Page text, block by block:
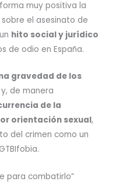
muy positiva la
sobre el asesinato de
hito social y jurídico
de odio en España.
gravedad de los
y, de manera
de la
orientación sexual,
del crimen como un
para combatirlo”